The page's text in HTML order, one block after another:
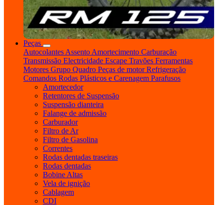
Peças
Autocolantes Assento Amortecimento Carburação
Transmissão Electricidade Escape Travões Ferramentas
Motores Grupo Quadro Peças de motorRefrigeração
Comandos Rodas Plásticos e Carenagem Parafusos
Amortecedor
Retentores de Suspensão
Suspensão dianteira
Falange de admissão
Carburador
Filtro de Ar
Filtro de Gasolina
Correntes
Rodas dentadas traseiras
Rodas dentadas
Bobine Altas
Vela de ignição
Cablagem
CDI